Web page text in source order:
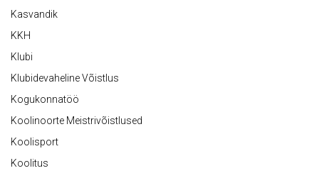
Kasvandik
KKH
Klubi
Klubidevaheline Võistlus
Kogukonnatöö
Koolinoorte Meistrivõistlused
Koolisport
Koolitus